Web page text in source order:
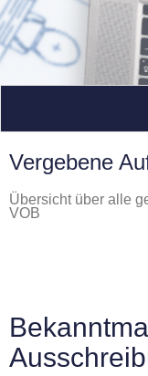
Vergebene
Übersicht über alle
VOB